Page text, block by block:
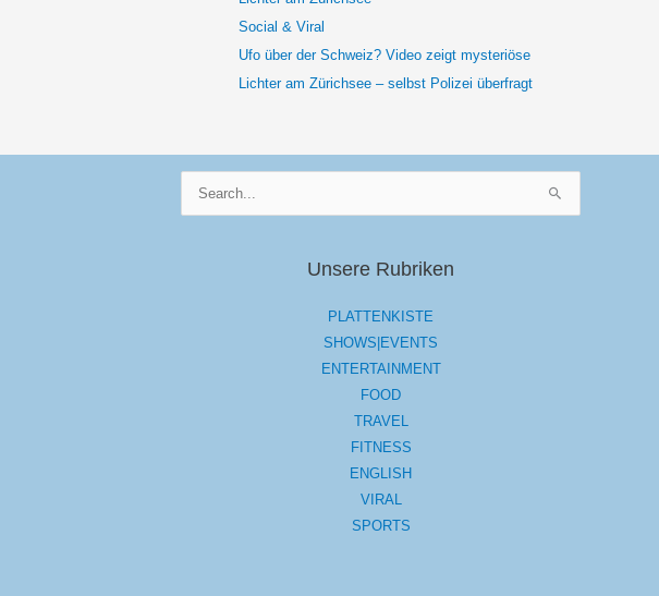
Social & Viral
Ufo über der Schweiz? Video zeigt mysteriöse
Lichter am Zürichsee – selbst Polizei überfragt
Unsere Rubriken
PLATTENKISTE
SHOWS|EVENTS
ENTERTAINMENT
FOOD
TRAVEL
FITNESS
ENGLISH
VIRAL
SPORTS